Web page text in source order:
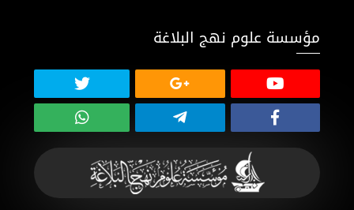
مؤسسة علوم نهج البلاغة